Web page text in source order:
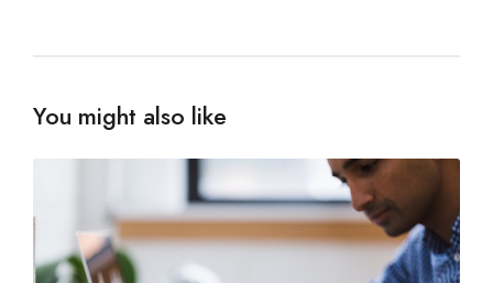
You might also like